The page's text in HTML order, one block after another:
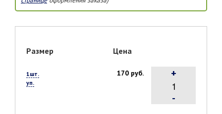
Размер Цена
1шт.
уп.
170 руб.
-
+